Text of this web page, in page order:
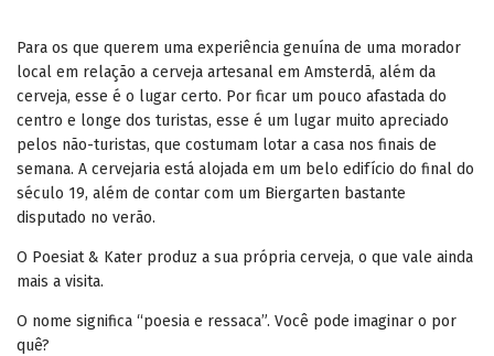
Para os que querem uma experiência genuína de uma morador
local em relação a cerveja artesanal em Amsterdã, além da
cerveja, esse é o lugar certo. Por ficar um pouco afastada do
centro e longe dos turistas, esse é um lugar muito apreciado
pelos não-turistas, que costumam lotar a casa nos finais de
semana. A cervejaria está alojada em um belo edifício do final do
século 19, além de contar com um Biergarten bastante
disputado no verão.
O Poesiat & Kater produz a sua própria cerveja, o que vale ainda
mais a visita.
O nome significa “poesia e ressaca”. Você pode imaginar o por
quê?